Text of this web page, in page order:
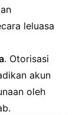
leluasa
. Otorisasi
akun
oleh